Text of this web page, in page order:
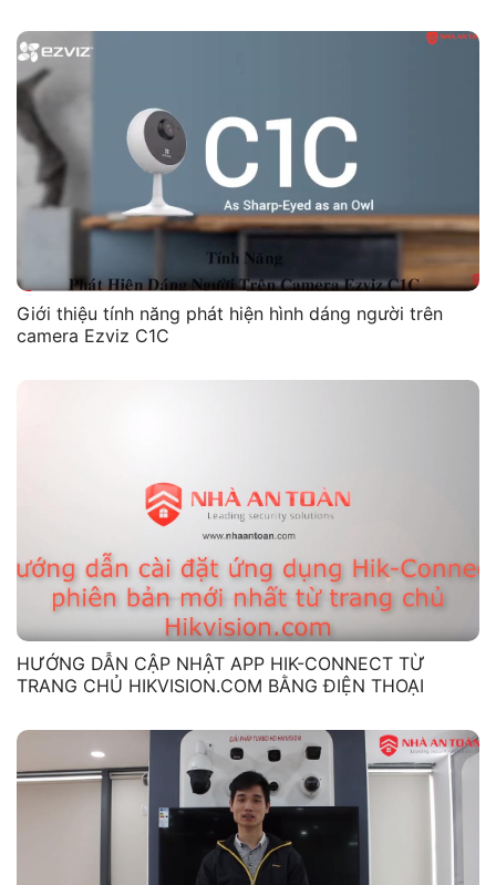
Giới thiệu tính năng phát hiện hình dáng người trên
camera Ezviz C1C
HƯỚNG DẪN CẬP NHẬT APP HIK-CONNECT TỪ
TRANG CHỦ HIKVISION.COM BẰNG ĐIỆN THOẠI